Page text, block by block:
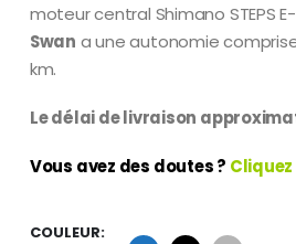
moteur central Shimano STEPS E-
Swan a une autonomie
km.
Le délai de livraison
Vous avez des doutes ?
COULEUR